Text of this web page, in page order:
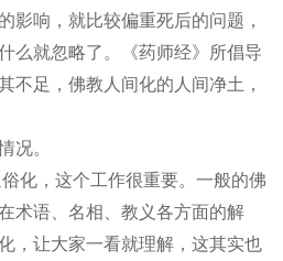
影响，就比较偏重死后的问题，
么就忽略了。《药师经》所倡导
不足，佛教人间化的人间净土，
况。
化，这个工作很重要。一般的佛
术语、名相、教义各方面的解
，让大家一看就理解，这其实也